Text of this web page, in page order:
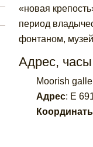
«новая
период
фонтаном,
Адрес,
Moorish
Адрес: E